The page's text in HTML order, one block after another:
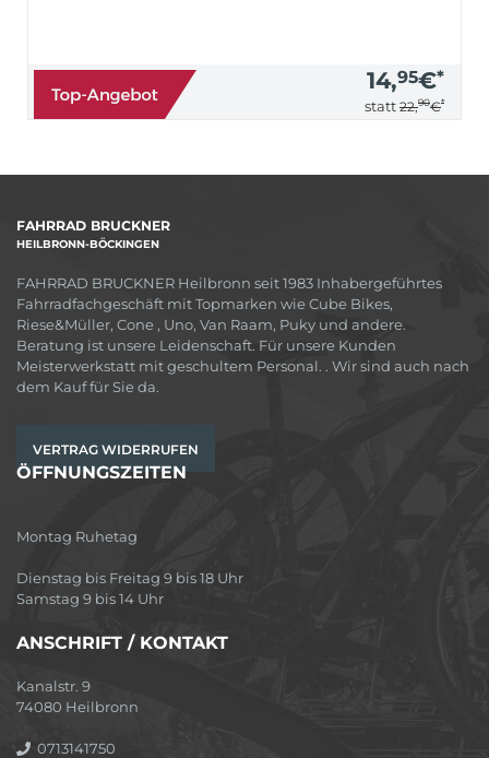
14,95€*
statt 22,90€*
FAHRRAD BRUCKNER
HEILBRONN-BÖCKINGEN
FAHRRAD BRUCKNER Heilbronn seit 1983 Inhabergeführtes
Fahrradfachgeschäft mit Topmarken wie Cube Bikes,
Riese&Müller, Cone , Uno, Van Raam, Puky und andere.
Beratung ist unsere Leidenschaft. Für unsere Kunden
Meisterwerkstatt mit geschultem Personal. . Wir sind auch nach
dem Kauf für Sie da.
VERTRAG WIDERRUFEN
ÖFFNUNGSZEITEN
Montag Ruhetag
Dienstag bis Freitag 9 bis 18 Uhr
Samstag 9 bis 14 Uhr
ANSCHRIFT / KONTAKT
Kanalstr. 9
74080 Heilbronn
0713141750